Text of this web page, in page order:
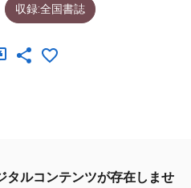
収録:全国書誌
タルコンテンツが存在しませ